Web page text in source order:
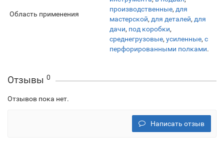
Область применения
производственные, для
мастерской, для деталей, для
дачи, под коробки,
среднегрузовые, усиленные, с
перфорированными полками.
Отзывы 0
Отзывов пока нет.
Написать отзыв